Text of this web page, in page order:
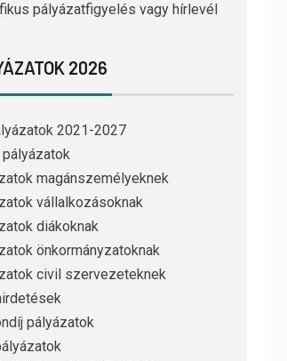
pályázatfigyelés vagy hírlevél
2026
2021-2027
pályázatok
magánszemélyeknek
vállalkozásoknak
diákoknak
önkormányzatoknak
civil szervezeteknek
pályázatok